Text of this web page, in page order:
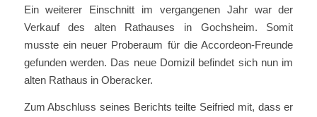
Ein weiterer Einschnitt im vergangenen Jahr war der
Verkauf des alten Rathauses in Gochsheim. Somit
musste ein neuer Proberaum für die Accordeon-Freunde
gefunden werden. Das neue Domizil befindet sich nun im
alten Rathaus in Oberacker.
Zum Abschluss seines Berichts teilte Seifried mit, dass er